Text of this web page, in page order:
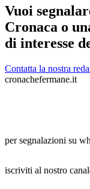
Vuoi
Cronaca o
di interesse
Contatta la nostra
cronachefermane.it
per segnalazioni su
iscriviti al nostro